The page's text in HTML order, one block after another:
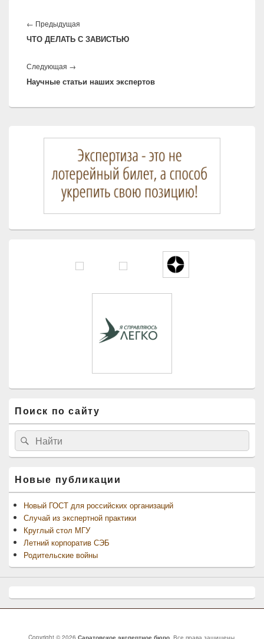
по
записям
← Предыдущая
запись:
ЧТО ДЕЛАТЬ С ЗАВИСТЬЮ
Следующая →
запись:
Научные статьи наших экспертов
Поиск по сайту
Найти:Поиск
Новые публикации
Новый ГОСТ для российских организаций
Случай из экспертной практики
Круглый стол МГУ
Летний корпоратив СЭБ
Родительские войны
Copyright © 2026 Саратовское экспертное бюро. Все права защищены.